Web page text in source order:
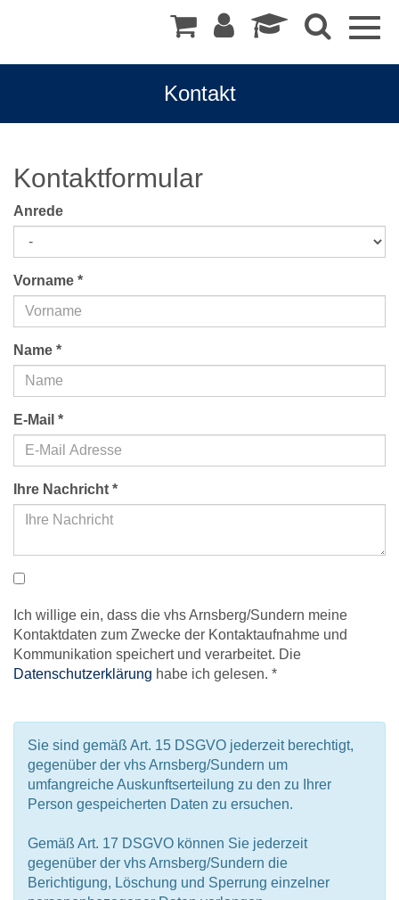
Kontakt
Kontaktformular
Anrede
Vorname *
Name *
E-Mail *
Ihre Nachricht *
Ich willige ein, dass die vhs Arnsberg/Sundern meine
Kontaktdaten zum Zwecke der Kontaktaufnahme und
Kommunikation speichert und verarbeitet. Die
Datenschutzerklärung habe ich gelesen. *
Sie sind gemäß Art. 15 DSGVO jederzeit berechtigt,
gegenüber der vhs Arnsberg/Sundern um
umfangreiche Auskunftserteilung zu den zu Ihrer
Person gespeicherten Daten zu ersuchen.
Gemäß Art. 17 DSGVO können Sie jederzeit
gegenüber der vhs Arnsberg/Sundern die
Berichtigung, Löschung und Sperrung einzelner